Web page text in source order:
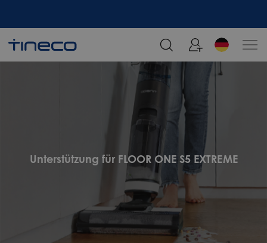
Unterstützung für FLOOR ONE S5 EXTREME